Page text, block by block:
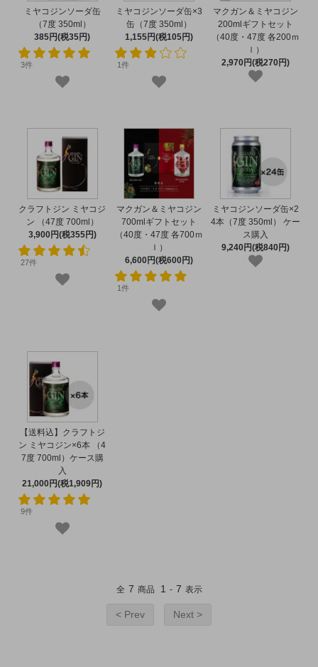
ミヤコジンソーダ缶
（7度 350ml）
385円(税35円)
3件
ミヤコジンソーダ缶×3
缶（7度 350ml）
1,155円(税105円)
1件
マクガン＆ミヤコジン
200mlギフトセット
（40度・47度 各200ｍ
ｌ）
2,970円(税270円)
クラフトジン ミヤコジ
ン （47度 700ml）
3,900円(税355円)
27件
マクガン＆ミヤコジン
700mlギフトセット
（40度・47度 各700ｍ
ｌ）
6,600円(税600円)
1件
ミヤコジンソーダ缶×2
4本（7度 350ml） ケー
ス購入
9,240円(税840円)
【送料込】クラフトジ
ン ミヤコジン×6本 （4
7度 700ml）ケース購
入
21,000円(税1,909円)
9件
全 7 商品 1 - 7 表示
< Prev Next >